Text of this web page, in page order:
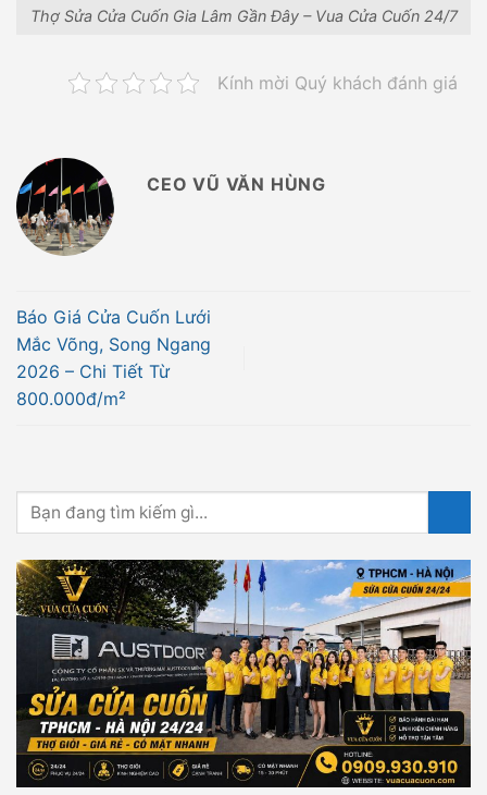
Thợ Sửa Cửa Cuốn Gia Lâm Gần Đây – Vua Cửa Cuốn 24/7
Kính mời Quý khách đánh giá
CEO VŨ VĂN HÙNG
Báo Giá Cửa Cuốn Lưới
Mắc Võng, Song Ngang
2026 – Chi Tiết Từ
800.000đ/m²